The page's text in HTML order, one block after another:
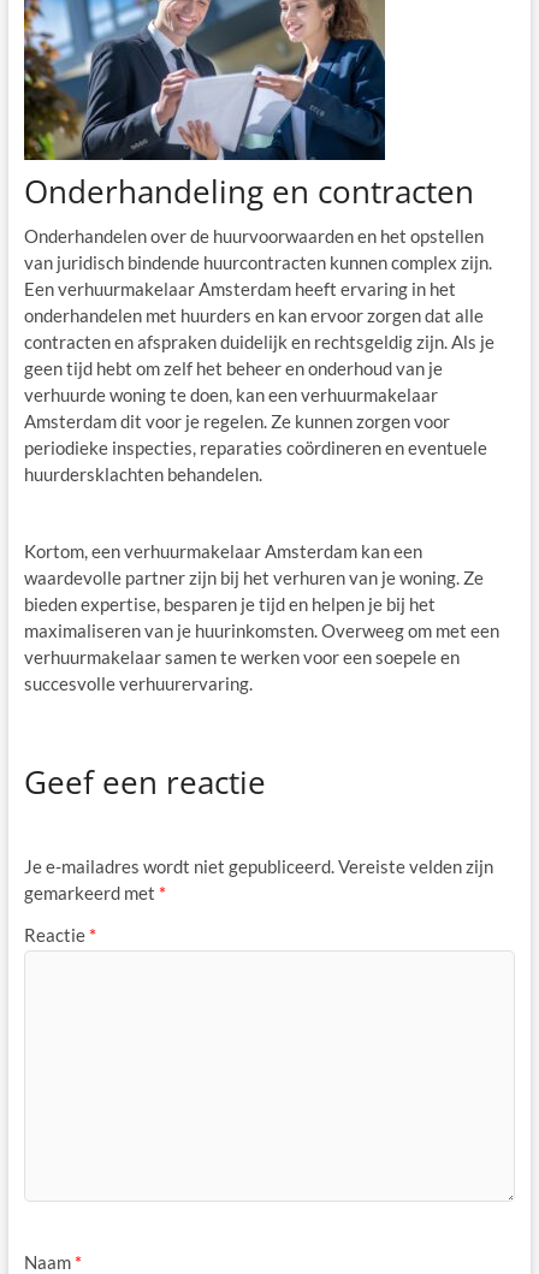
Onderhandeling en contracten
Onderhandelen over de huurvoorwaarden en het opstellen
van juridisch bindende huurcontracten kunnen complex zijn.
Een verhuurmakelaar Amsterdam heeft ervaring in het
onderhandelen met huurders en kan ervoor zorgen dat alle
contracten en afspraken duidelijk en rechtsgeldig zijn. Als je
geen tijd hebt om zelf het beheer en onderhoud van je
verhuurde woning te doen, kan een verhuurmakelaar
Amsterdam dit voor je regelen. Ze kunnen zorgen voor
periodieke inspecties, reparaties coördineren en eventuele
huurdersklachten behandelen.
Kortom, een verhuurmakelaar Amsterdam kan een
waardevolle partner zijn bij het verhuren van je woning. Ze
bieden expertise, besparen je tijd en helpen je bij het
maximaliseren van je huurinkomsten. Overweeg om met een
verhuurmakelaar samen te werken voor een soepele en
succesvolle verhuurervaring.
Geef een reactie
Je e-mailadres wordt niet gepubliceerd. Vereiste velden zijn
gemarkeerd met *
Reactie *
Naam *